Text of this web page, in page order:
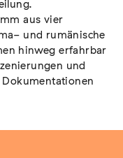
Deutscher
Rheinland-
aus vier
und rumänische
hinweg erfahrbar
und